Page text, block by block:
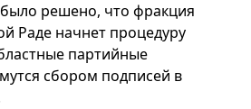
было решено, что фракция
Раде начнет процедуру
партийные
сбором подписей в